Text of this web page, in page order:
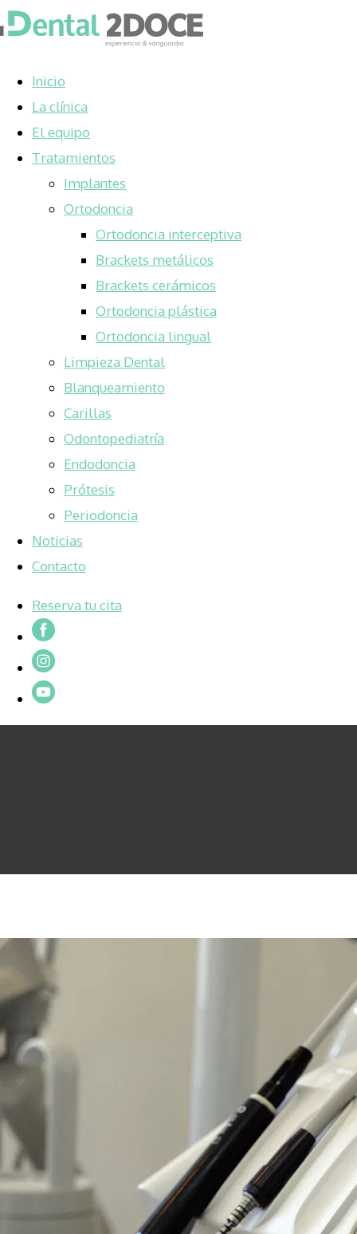
Inicio
La clínica
El equipo
Tratamientos
Implantes
Ortodoncia
Ortodoncia interceptiva
Brackets metálicos
Brackets cerámicos
Ortodoncia plástica
Ortodoncia lingual
Limpieza Dental
Blanqueamiento
Carillas
Odontopediatría
Endodoncia
Prótesis
Periodoncia
Noticias
Contacto
Reserva tu cita